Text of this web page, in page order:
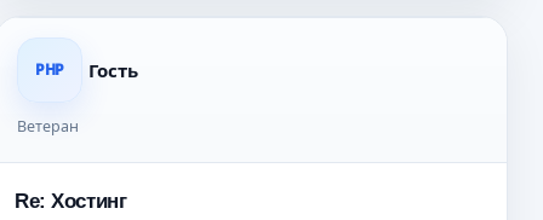
а
н
н
с
б
PHP Гость
Ветеран
Re: Хостинг